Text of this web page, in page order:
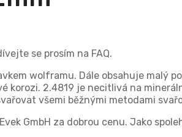
se prosím na FAQ.
wolframu. Dále obsahuje malý
korozi. 2.4819 je necitlivá na
všemi běžnými metodami
GmbH za dobrou cenu. Jako